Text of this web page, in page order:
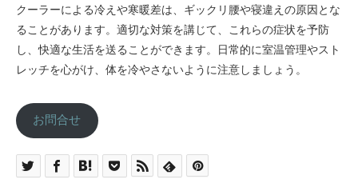
クーラーによる冷えや寒暖差は、ギックリ腰や寝違えの原因とな
ることがあります。適切な対策を講じて、これらの症状を予防
し、快適な生活を送ることができます。日常的に室温管理やスト
レッチを心がけ、体を冷やさないように注意しましょう。
お問合せ